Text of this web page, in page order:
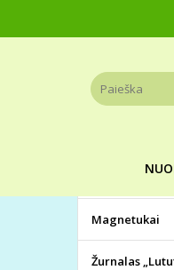
NUOLAIDOS
Magnetukai
Žurnalas